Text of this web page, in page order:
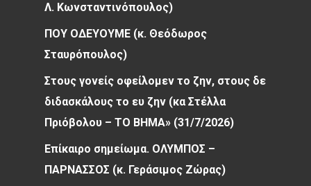
Λ. Κωνσταντινόπουλος)
ΠΟΥ ΟΔΕΥΟΥΜΕ (κ. Θεόδωρος
Σταυρόπουλος)
Στους γονείς οφείλομεν το ζην, στους δε
διδασκάλους το ευ ζην (κα Στέλλα
Πριόβολου – ΤΟ ΒΗΜΑ» (31/7/2026)
Επίκαιρο σημείωμα. ΟΛΥΜΠΟΣ –
ΠΑΡΝΑΣΣΟΣ (κ. Γεράσιμος Ζώρας)